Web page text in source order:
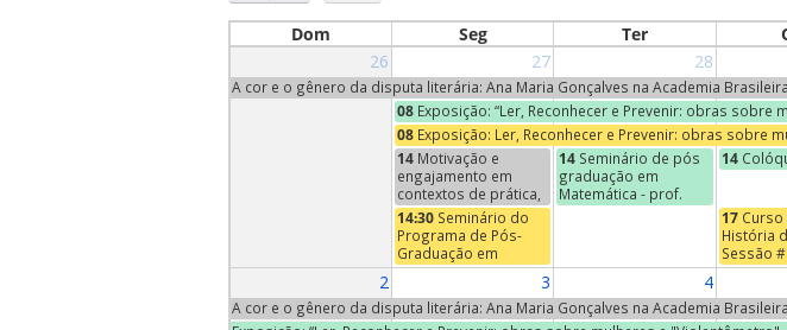
Dom Seg Ter
26
27 28
A cor e o gênero da disputa literária: Ana Maria Gonçalves na Academia
08 Exposição: “Ler, Reconhecer e Prevenir: obras sobre
08 Exposição: Ler, Reconhecer e Prevenir: obras sobre
14 Motivação e
engajamento em
contextos de prática,
ensino e
aprendizagem de
música | Conversas
Neuromusicais - Ano
14 Seminário de pós
graduação em
Matemática - prof.
Jean-Paul Brasselet
"Marie-Hélène
Schwartz, um nome na
torre Eiffel"
14
14:30 Seminário do
Programa de Pós-
Graduação em
Economia – Profa
(Trinity University,
EUA)
17 Curso
História
Sessão
2 3 4
A cor e o gênero da disputa literária: Ana Maria Gonçalves na Academia